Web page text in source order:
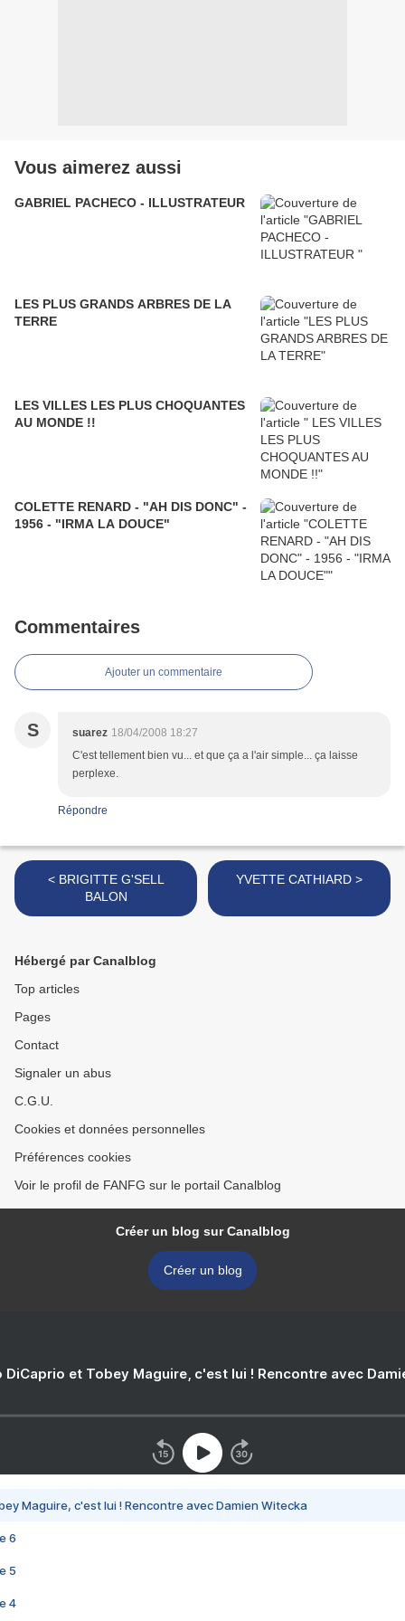
Vous aimerez aussi
GABRIEL PACHECO - ILLUSTRATEUR
LES PLUS GRANDS ARBRES DE LA
TERRE
LES VILLES LES PLUS CHOQUANTES
AU MONDE !!
COLETTE RENARD - "AH DIS DONC" -
1956 - "IRMA LA DOUCE"
Commentaires
Ajouter un commentaire
S suarez 18/04/2008 18:27
C'est tellement bien vu... et que ça a l'air simple... ça laisse
perplexe.
Répondre
< BRIGITTE G'SELL
BALON
YVETTE CATHIARD >
Hébergé par Canalblog
Top articles
Pages
Contact
Signaler un abus
C.G.U.
Cookies et données personnelles
Préférences cookies
Voir le profil de FANFG sur le portail Canalblog
Créer un blog sur Canalblog
Créer un blog
DiCaprio et Tobey Maguire, c'est lui ! Rencontre avec
Maguire, c'est lui ! Rencontre avec Damien Witecka
6
5
4